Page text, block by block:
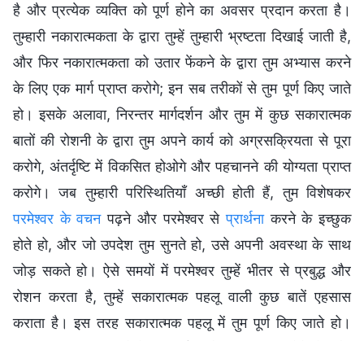
है और प्रत्येक व्यक्ति को पूर्ण होने का अवसर प्रदान करता है।
तुम्हारी नकारात्मकता के द्वारा तुम्हें तुम्हारी भ्रष्टता दिखाई जाती है,
और फिर नकारात्मकता को उतार फेंकने के द्वारा तुम अभ्यास करने
के लिए एक मार्ग प्राप्त करोगे; इन सब तरीकों से तुम पूर्ण किए जाते
हो। इसके अलावा, निरन्तर मार्गदर्शन और तुम में कुछ सकारात्मक
बातों की रोशनी के द्वारा तुम अपने कार्य को अग्रसक्रियता से पूरा
करोगे, अंतर्दृष्टि में विकसित होओगे और पहचानने की योग्यता प्राप्त
करोगे। जब तुम्हारी परिस्थितियाँ अच्छी होती हैं, तुम विशेषकर
परमेश्वर के वचनपढ़ने और परमेश्वर सेप्रार्थनाकरने के इच्छुक
होते हो, और जो उपदेश तुम सुनते हो, उसे अपनी अवस्था के साथ
जोड़ सकते हो। ऐसे समयों में परमेश्वर तुम्हें भीतर से प्रबुद्ध और
रोशन करता है, तुम्हें सकारात्मक पहलू वाली कुछ बातें एहसास
कराता है। इस तरह सकारात्मक पहलू में तुम पूर्ण किए जाते हो।